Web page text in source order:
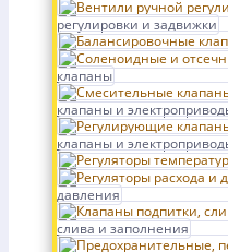
регулировки и задвижки
клапаны
клапаны и
клапаны и
давления
слива и заполнения